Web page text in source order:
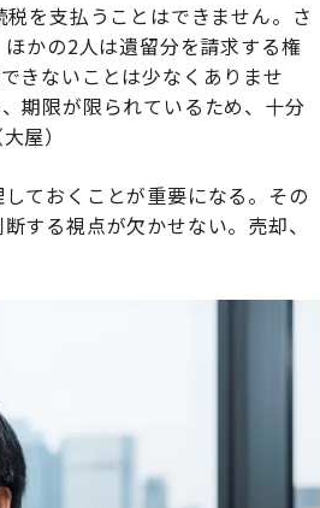
を支払うことはできません。さ
かの2人は遺留分を請求する権
きないことは少なくありませ
期限が限られているため、十分
屋）
ておくことが重要になる。その
する視点が欠かせない。売却、